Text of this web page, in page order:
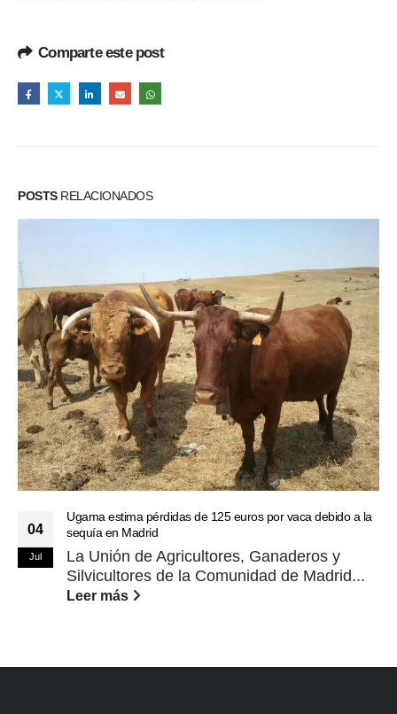
Comparte este post
POSTSRELACIONADOS
04
Jul
Ugama estima pérdidas de 125 euros por vaca debido a la
sequía en Madrid
La Unión de Agricultores, Ganaderos y
Silvicultores de la Comunidad de Madrid...
Leer más